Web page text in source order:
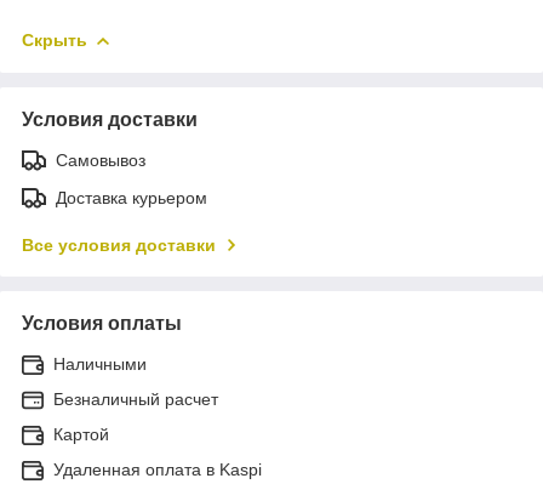
Скрыть
Условия доставки
Самовывоз
Доставка курьером
Все условия доставки
Условия оплаты
Наличными
Безналичный расчет
Картой
Удаленная оплата в Kaspi